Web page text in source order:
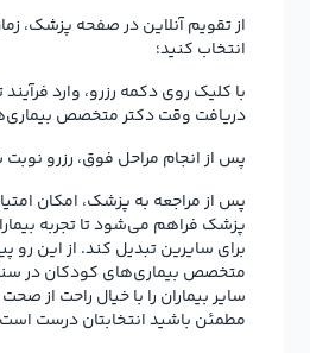
از تقویم آنلاین در صفحه پزشک،
انتخاب کنید؛
با کلیک روی دکمه رزرو، وارد
دریافت وقت دکتر متخصص
پس از انجام مراحل فوق، رزرو
پس از مراجعه به پزشک، امکان
پزشک فراهم می‌شود تا تجربه
برای سایرین تبدیل کند. از این رو
متخصص بیماری‌های کودکان در
سایر بیماران را با خیال راحت از
مطمئن باشید انتخابتان درست